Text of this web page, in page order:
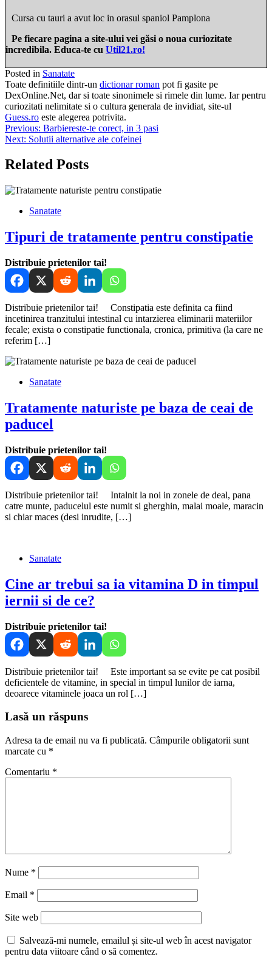
Cursa cu tauri a avut loc in orasul spaniol Pamplona
Pe fiecare pagina a site-ului vei găsi o noua curiozitate
incredibila. Educa-te cu Util21.ro!
Posted in Sanatate
Toate definitiile dintr-un dictionar roman pot fi gasite pe
DexOnline.Net, dar si toate sinonimele si rimele din lume. Iar pentru
curiozitati nelimitate si o cultura generala de invidiat, site-ul
Guess.ro este alegerea potrivita.
Navigare
în
articole
Previous: Barbiereste-te corect, in 3 pasi
Next: Solutii alternative ale cofeinei
Related Posts
Sanatate
Tipuri de tratamente pentru constipatie
Distribuie prietenilor tai!
Distribuie prietenilor tai! Constipatia este definita ca fiind
incetinirea tranzitului intestinal cu intarzierea eliminarii materiilor
fecale; exista o constipatie functionala, cronica, primitiva (la care ne
referim […]
Sanatate
Tratamente naturiste pe baza de ceai de
paducel
Distribuie prietenilor tai!
Distribuie prietenilor tai! Intalnit la noi in zonele de deal, pana
catre munte, paducelul este numit si gherghin, malai moale, maracin
si chiar maces (desi inrudite, […]
Sanatate
Cine ar trebui sa ia vitamina D in timpul
iernii si de ce?
Distribuie prietenilor tai!
Distribuie prietenilor tai! Este important sa se evite pe cat posibil
deficientele de vitamine, in special in timpul lunilor de iarna,
deoarece vitaminele joaca un rol […]
Lasă un răspuns
Adresa ta de email nu va fi publicată. Câmpurile obligatorii sunt
marcate cu *
Comentariu *
Nume *
Email *
Site web
Salvează-mi numele, emailul și site-ul web în acest navigator
pentru data viitoare când o să comentez.